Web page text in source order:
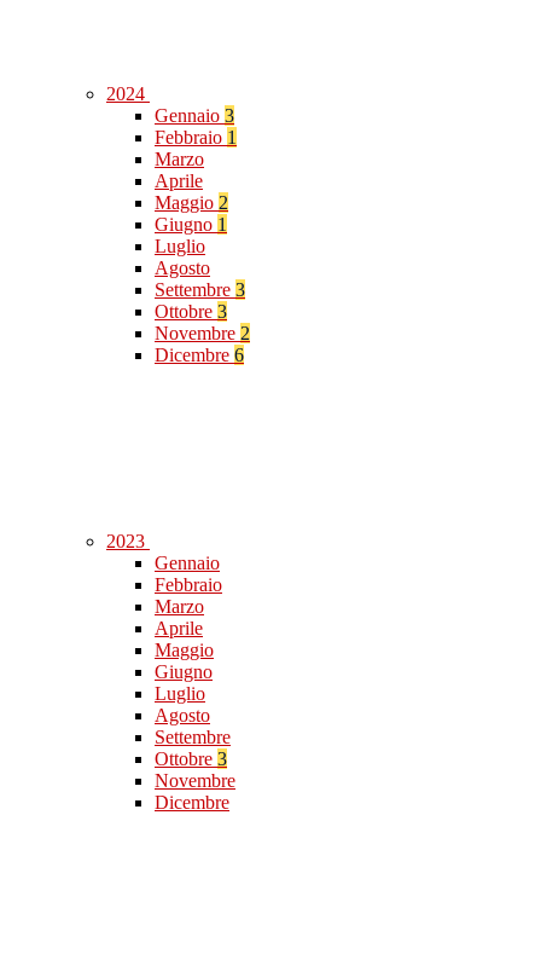
2024
Gennaio 3
Febbraio 1
Marzo
Aprile
Maggio 2
Giugno 1
Luglio
Agosto
Settembre 3
Ottobre 3
Novembre 2
Dicembre 6
2023
Gennaio
Febbraio
Marzo
Aprile
Maggio
Giugno
Luglio
Agosto
Settembre
Ottobre 3
Novembre
Dicembre